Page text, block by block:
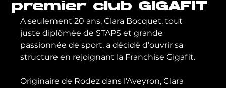
premier club GIGAFIT
A seulement 20 ans, Clara Bocquet, tout
juste diplômée de STAPS et grande
passionnée de sport, a décidé d'ouvrir sa
structure en rejoignant la Franchise Gigafit.
Originaire de Rodez dans l'Aveyron, Clara